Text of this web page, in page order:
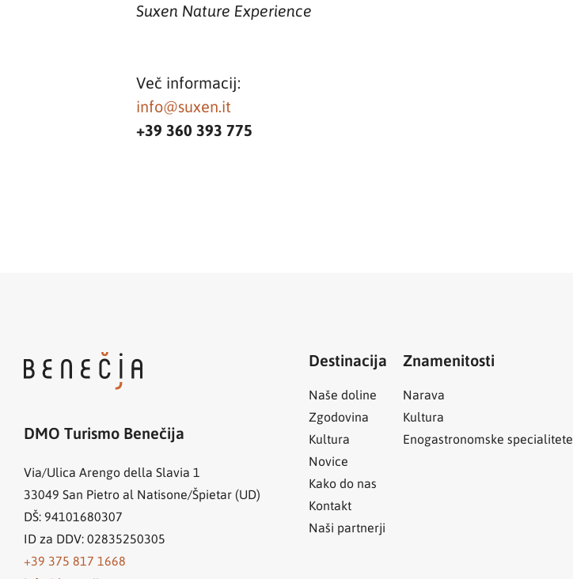
Suxen Nature Experience
Več informacij:
info@suxen.it
+39 360 393 775
DMO Turismo Benečija
Via/Ulica Arengo della Slavia 1
33049 San Pietro al Natisone/Špietar (UD)
DŠ: 94101680307
ID za DDV: 02835250305
+39 375 817 1668
Destinacija
Naše doline
Zgodovina
Kultura
Novice
Kako do nas
Kontakt
Naši partnerji
Znamenitosti
Narava
Kultura
Enogastronomske specialitete